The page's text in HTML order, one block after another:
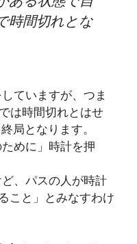
時間切れとな
ていますが、つま
は時間切れとはせ
局となります。
めに」時計を押
、パスの人が時計
こと」とみなすわけ